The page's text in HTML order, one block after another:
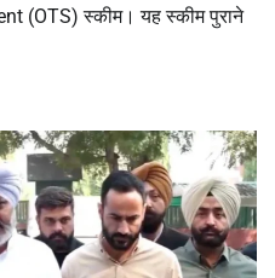
(OTS) स्कीम। यह स्कीम पुराने